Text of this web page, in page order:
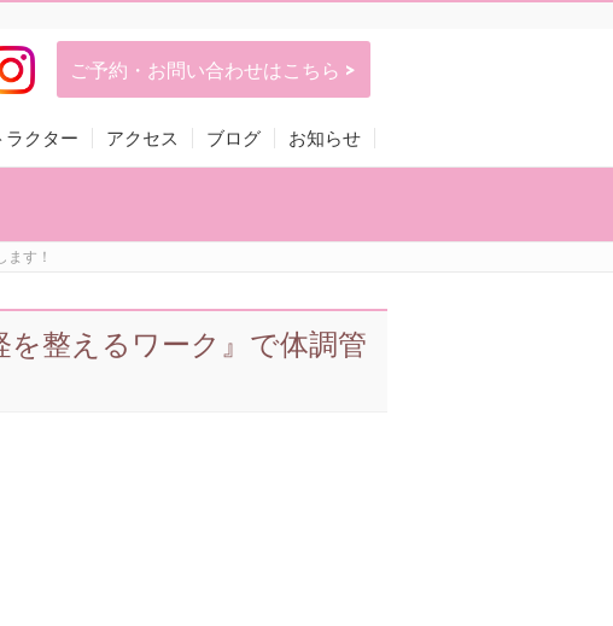
ご予約・お問い合わせはこちら >
ラクター アクセス ブログ お知らせ
す！
整えるワーク』で体調管